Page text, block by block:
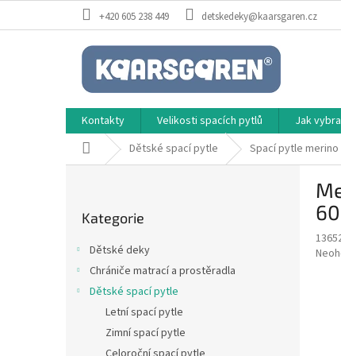
+420 605 238 449 detskedeky@kaarsgaren.cz
Kontakty Velikosti spacích pytlů Jak
Domů Dětské spací pytle Spací pytle merino
kategorie
Kategorie
Dětské deky
Chrániče matrací a prostěradla
Dětské spací pytle
Letní spací pytle
Zimní spací pytle